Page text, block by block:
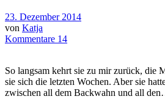
23. Dezember 2014
von Katja
Kommentare 14
So langsam kehrt sie zu mir zurück, die
sie sich die letzten Wochen. Aber sie
zwischen all dem Backwahn und all